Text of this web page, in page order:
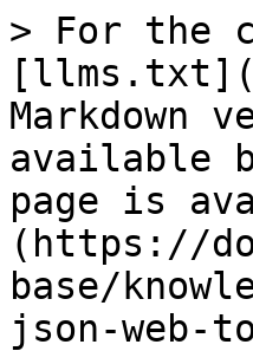
> For the
Markdown
available
page is
(https://
base/
json-web-